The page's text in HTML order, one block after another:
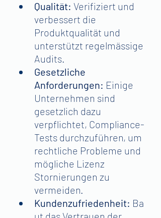
Qualität: Verifiziert und
verbessert die
Produktqualität und
unterstützt regelmässige
Audits.
Gesetzliche
Anforderungen: Einige
Unternehmen sind
gesetzlich dazu
verpflichtet, Compliance-
Tests durchzuführen, um
rechtliche Probleme und
mögliche Lizenz
Stornierungen zu
vermeiden.
Kundenzufriedenheit: Ba